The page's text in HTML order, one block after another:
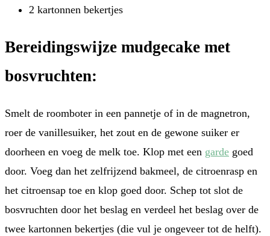
2 kartonnen bekertjes
Bereidingswijze mudgecake met
bosvruchten:
Smelt de roomboter in een pannetje of in de magnetron,
roer de vanillesuiker, het zout en de gewone suiker er
doorheen en voeg de melk toe. Klop met een garde goed
door. Voeg dan het zelfrijzend bakmeel, de citroenrasp en
het citroensap toe en klop goed door. Schep tot slot de
bosvruchten door het beslag en verdeel het beslag over de
twee kartonnen bekertjes (die vul je ongeveer tot de helft).